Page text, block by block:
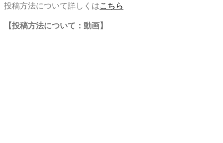
投稿方法について詳しくはこちら
【投稿方法について：動画】